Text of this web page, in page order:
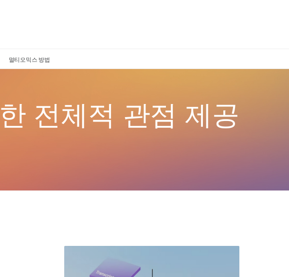
멀티오믹스 방법
전체적 관점 제공
있습니다. 주요
양학 연구